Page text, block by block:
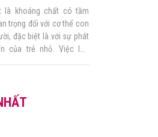
là khoáng chất có tầm
trọng đối với cơ thể con
đặc biệt là với sự phát
của trẻ nhỏ. Việc lựa
khác. Vì vậy, lựa chọn